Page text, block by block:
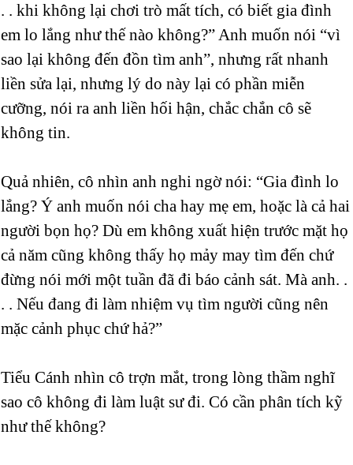
. . khi không lại chơi trò mất tích, có biết gia đình
em lo lắng như thế nào không?” Anh muốn nói “vì
sao lại không đến đồn tìm anh”, nhưng rất nhanh
liền sửa lại, nhưng lý do này lại có phần miễn
cưỡng, nói ra anh liền hối hận, chắc chắn cô sẽ
không tin.
Quả nhiên, cô nhìn anh nghi ngờ nói: “Gia đình lo
lắng? Ý anh muốn nói cha hay mẹ em, hoặc là cả hai
người bọn họ? Dù em không xuất hiện trước mặt họ
cả năm cũng không thấy họ mảy may tìm đến chứ
đừng nói mới một tuần đã đi báo cảnh sát. Mà anh. .
. . Nếu đang đi làm nhiệm vụ tìm người cũng nên
mặc cảnh phục chứ hả?”
Tiểu Cánh nhìn cô trợn mắt, trong lòng thầm nghĩ
sao cô không đi làm luật sư đi. Có cần phân tích kỹ
như thế không?